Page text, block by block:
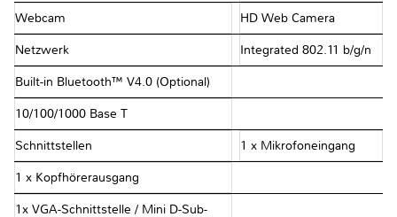
Webcam HD Web Camera
Netzwerk Integrated 802.11 b/g/n
Built-in Bluetooth™ V4.0 (Optional)
10/100/1000 Base T
Schnittstellen 1 x Mikrofoneingang
1 x Kopfhörerausgang
1x VGA-Schnittstelle / Mini D-Sub-